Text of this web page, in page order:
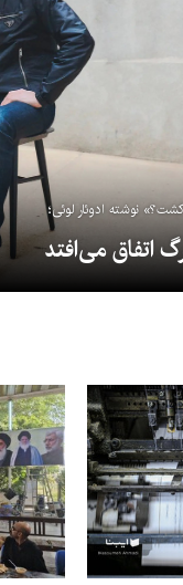
نوشته ادوئار لوئی؛
اتفاق می‌افتد